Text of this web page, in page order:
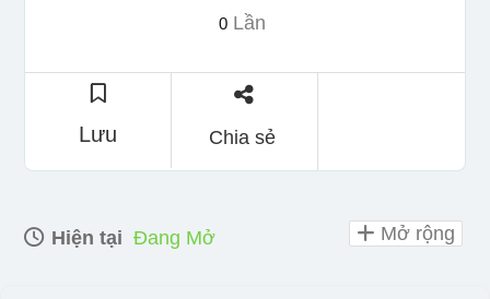
0Lần
Lưu Chia sẻ
Hiện tại Đang Mở Mở rộng